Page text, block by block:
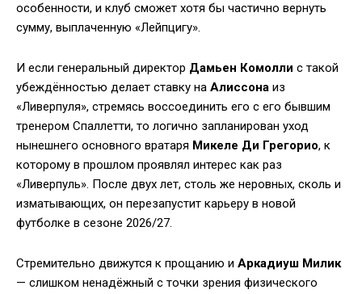
особенности, и клуб сможет хотя бы частично вернуть
сумму, выплаченную «Лейпцигу».
И если генеральный директор Дамьен Комолли с такой
убеждённостью делает ставку на Алиссона из
«Ливерпуля», стремясь воссоединить его с его бывшим
тренером Спаллетти, то логично запланирован уход
нынешнего основного вратаря Микеле Ди Грегорио, к
которому в прошлом проявлял интерес как раз
«Ливерпуль». После двух лет, столь же неровных, сколь и
изматывающих, он перезапустит карьеру в новой
футболке в сезоне 2026/27.
Стремительно движутся к прощанию и Аркадиуш Милик
— слишком ненадёжный с точки зрения физического